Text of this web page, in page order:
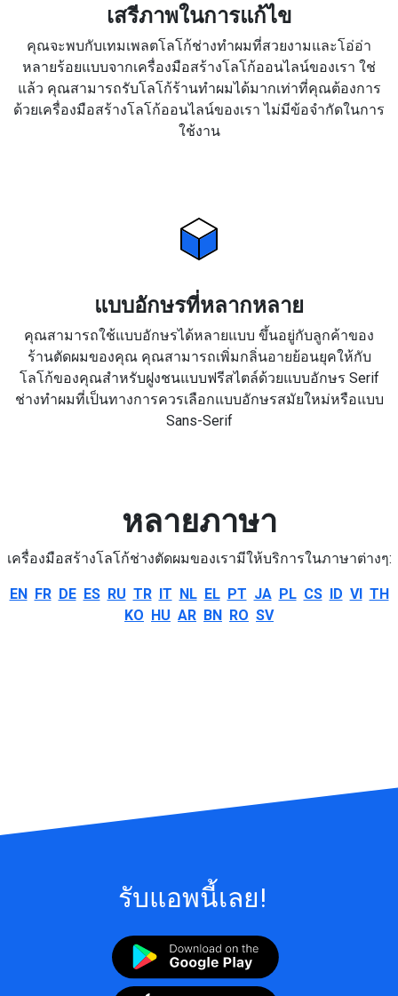
เสรีภาพในการแก้ไข
คุณจะพบกับเทมเพลตโลโก้ช่างทำผมที่สวยงามและโอ่อ่า
หลายร้อยแบบจากเครื่องมือสร้างโลโก้ออนไลน์ของเรา ใช่
แล้ว คุณสามารถรับโลโก้ร้านทำผมได้มากเท่าที่คุณต้องการ
ด้วยเครื่องมือสร้างโลโก้ออนไลน์ของเรา ไม่มีข้อจำกัดในการ
ใช้งาน
แบบอักษรที่หลากหลาย
คุณสามารถใช้แบบอักษรได้หลายแบบ ขึ้นอยู่กับลูกค้าของ
ร้านตัดผมของคุณ คุณสามารถเพิ่มกลิ่นอายย้อนยุคให้กับ
โลโก้ของคุณสำหรับฝูงชนแบบฟรีสไตล์ด้วยแบบอักษร Serif
ช่างทำผมที่เป็นทางการควรเลือกแบบอักษรสมัยใหม่หรือแบบ
Sans-Serif
หลายภาษา
เครื่องมือสร้างโลโก้ช่างตัดผมของเรามีให้บริการในภาษาต่างๆ:
EN FR DE ES RU TR IT NL EL PT JA PL CS ID VI TH
KO HU AR BN RO SV
รับแอพนี้เลย!